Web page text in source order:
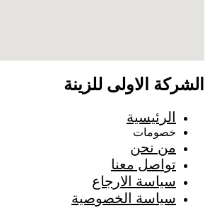
الشركة الاولى للزينة
الرئيسية
خصومات
من نحن
تواصل معنا
سياسة الارجاع
سياسة الخصوصية